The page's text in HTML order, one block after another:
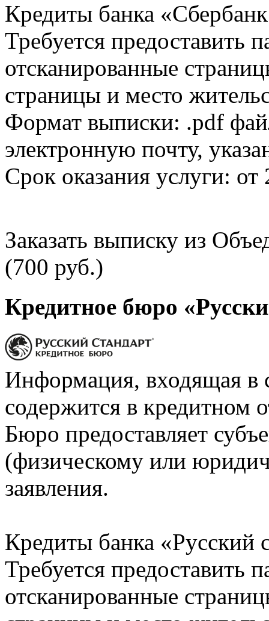
Кредиты банка
Требуется предоставить
отсканированные
страницы и место
Формат выписки: .pdf
электронную почту,
Срок оказания услуги: от
Заказать выписку из
(700 руб.)
Кредитное бюро
Информация, входящая в
содержится в кредитном
Бюро предоставляет
(физическому или
заявления.
Кредиты банка «Русский
Требуется предоставить
отсканированные